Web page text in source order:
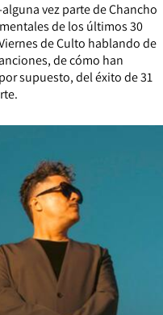
vez parte de Chancho
de los últimos 30
de Culto hablando de
de cómo han
supuesto, del éxito de 31